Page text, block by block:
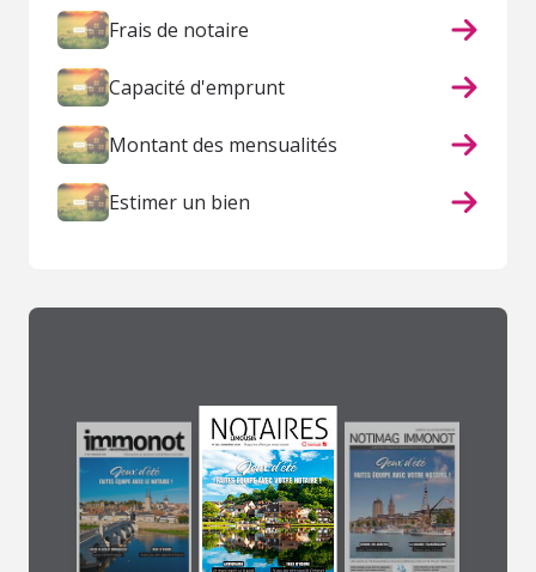
Frais de notaire
Capacité d'emprunt
Montant des mensualités
Estimer un bien